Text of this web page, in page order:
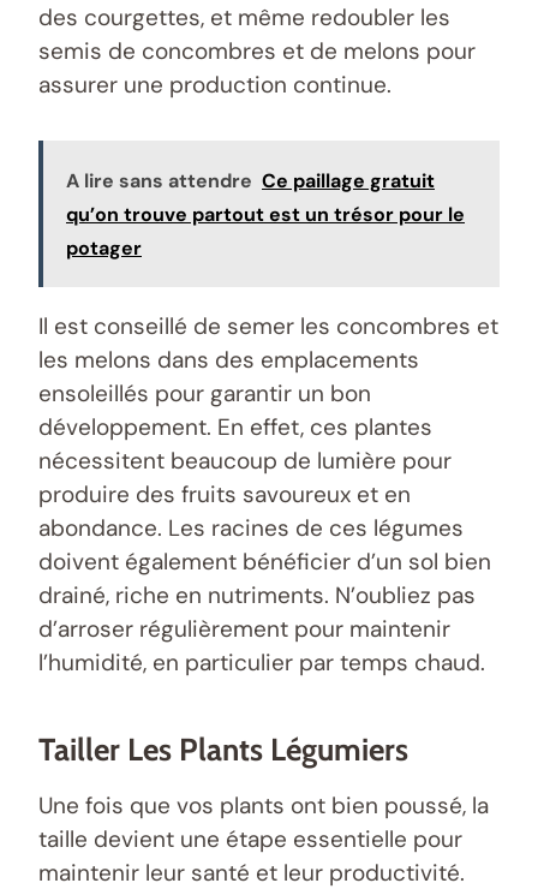
des courgettes, et même redoubler les
semis de concombres et de melons pour
assurer une production continue.
A lire sans attendre Ce paillage gratuit
qu’on trouve partout est un trésor pour le
potager
Il est conseillé de semer les concombres et
les melons dans des emplacements
ensoleillés pour garantir un bon
développement. En effet, ces plantes
nécessitent beaucoup de lumière pour
produire des fruits savoureux et en
abondance. Les racines de ces légumes
doivent également bénéficier d’un sol bien
drainé, riche en nutriments. N’oubliez pas
d’arroser régulièrement pour maintenir
l’humidité, en particulier par temps chaud.
Tailler Les Plants Légumiers
Une fois que vos plants ont bien poussé, la
taille devient une étape essentielle pour
maintenir leur santé et leur productivité.